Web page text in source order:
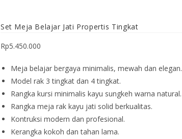
Set Meja Belajar Jati Propertis Tingkat
Rp5.450.000
Meja belajar bergaya minimalis, mewah dan elegan.
Model rak 3 tingkat dan 4 tingkat.
Rangka kursi minimalis kayu sungkeh warna natural.
Rangka meja rak kayu jati solid berkualitas.
Kontruksi modern dan profesional.
Kerangka kokoh dan tahan lama.